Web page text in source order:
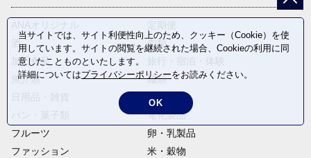
酒
肉類
加工食品
魚介類
麺類
野菜
電化製品
フルーツ
卵・乳製品
ファッション
米・穀物
当サイトでは、サイト利便性向上のため、クッキー（Cookie）を使
用しています。サイトの閲覧を継続された場合、Cookieの利用に同
意したことものといたします。
詳細についてはプライバシーポリシーをお読みください。
OK